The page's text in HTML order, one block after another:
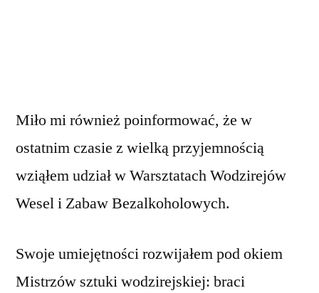
Miło mi również poinformować, że w
ostatnim czasie z wielką przyjemnością
wziąłem udział w Warsztatach Wodzirejów
Wesel i Zabaw Bezalkoholowych.
Swoje umiejętności rozwijałem pod okiem
Mistrzów sztuki wodzirejskiej: braci